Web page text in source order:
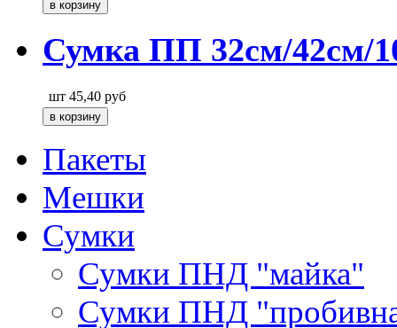
Сумка ПП 32см/42см/
шт 45,40 руб
Пакеты
Мешки
Сумки
Сумки ПНД "майка"
Сумки ПНД